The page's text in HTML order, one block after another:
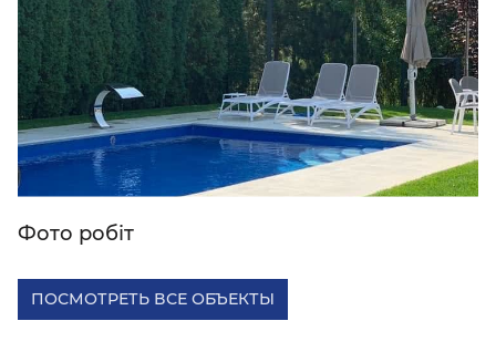
Фото робіт
ПОСМОТРЕТЬ ВСЕ ОБЪЕКТЫ